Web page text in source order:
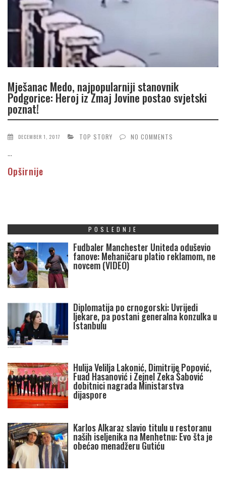
Mješanac Medo, najpopularniji stanovnik
Podgorice: Heroj iz Zmaj Jovine postao svjetski
poznat!
DECEMBER 1, 2017 TOP STORY NO COMMENTS
...
Opširnije
POSLEDNJE
Fudbaler Manchester Uniteda oduševio
fanove: Mehaničaru platio reklamom, ne
novcem (VIDEO)
Diplomatija po crnogorski: Uvrijedi
ljekare, pa postani generalna konzulka u
Istanbulu
Hulija Velilja Lakonić, Dimitrije Popović,
Fuad Hasanović i Zejnel Zeka Šabović
dobitnici nagrada Ministarstva
dijaspore
Karlos Alkaraz slavio titulu u restoranu
naših iseljenika na Menhetnu: Evo šta je
obećao menadžeru Gutiću